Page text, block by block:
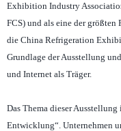
Exhibition Industry
FCS) und als eine der größten
die China Refrigeration
Grundlage der Ausstellung
und Internet als Träger.
Das Thema dieser
Entwicklung“. Unternehmen